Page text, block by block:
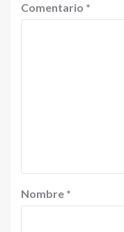
Comentario *
Nombre *